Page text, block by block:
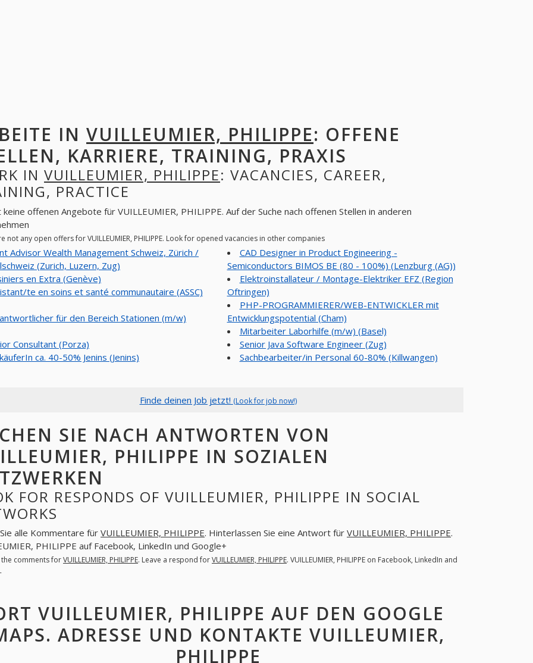
IN VUILLEUMIER, PHILIPPE: OFFENE
KARRIERE, TRAINING, PRAXIS
IN VUILLEUMIER, PHILIPPE: VACANCIES, CAREER,
PRACTICE
keine offenen Angebote für VUILLEUMIER, PHILIPPE. Auf der Suche nach offenen Stellen in anderen
not any open offers for VUILLEUMIER, PHILIPPE. Look for opened vacancies in other companies
Advisor Wealth Management Schweiz, Zürich /
(Zurich, Luzern, Zug)
en Extra (Genève)
te en soins et santé communautaire (ASSC)
für den Bereich Stationen (m/w)
Consultant (Porza)
ca. 40-50% Jenins (Jenins)
CAD Designer in Product Engineering -
Semiconductors BIMOS BE (80 - 100%) (Lenzburg (AG))
Elektroinstallateur / Montage-Elektriker EFZ (Region
Oftringen)
PHP-PROGRAMMIERER/WEB-ENTWICKLER mit
Entwicklungspotential (Cham)
Mitarbeiter Laborhilfe (m/w) (Basel)
Senior Java Software Engineer (Zug)
Sachbearbeiter/in Personal 60-80% (Killwangen)
Finde deinen Job jetzt! (Look for job now!)
SIE NACH ANTWORTEN VON
PHILIPPE IN SOZIALEN
FOR RESPONDS OF VUILLEUMIER, PHILIPPE IN SOCIAL
alle Kommentare für VUILLEUMIER, PHILIPPE. Hinterlassen Sie eine Antwort für VUILLEUMIER, PHILIPPE.
PHILIPPE auf Facebook, LinkedIn und Google+
the comments forVUILLEUMIER, PHILIPPE. Leave a respond forVUILLEUMIER, PHILIPPE. VUILLEUMIER, PHILIPPE on Facebook, LinkedIn and
VUILLEUMIER, PHILIPPE AUF DEN GOOGLE
ADRESSE UND KONTAKTE VUILLEUMIER,
PHILIPPE